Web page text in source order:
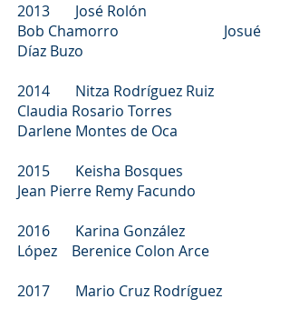
2013 José Rolón
Bob Chamorro Josué
Díaz Buzo
2014 Nitza Rodríguez Ruiz
Claudia Rosario Torres
Darlene Montes de Oca
2015 Keisha Bosques
Jean Pierre Remy Facundo
2016 Karina González
López Berenice Colon Arce
2017 Mario Cruz Rodríguez